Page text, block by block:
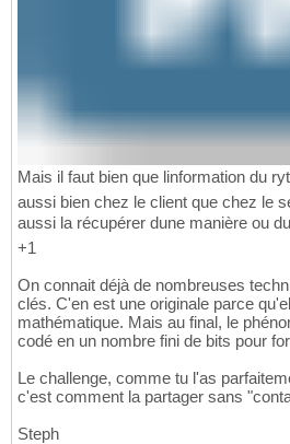
Mais il faut bien que linformation du
aussi bien chez le client que chez le
aussi la récupérer dune manière ou
+1
On connait déjà de nombreuses
clés. C'en est une originale parce
mathématique. Mais au final, le
codé en un nombre fini de bits pour
Le challenge, comme tu l'as
c'est comment la partager sans
Steph